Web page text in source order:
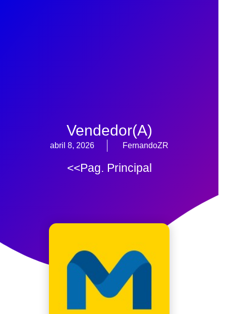
Vendedor(a)
abril 8, 2026 FernandoZR
<<Pag. Principal